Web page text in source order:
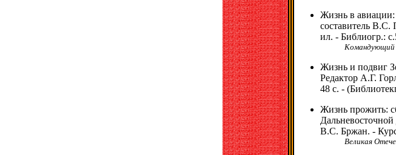
Жизнь в
составитель В.С.
ил. - Библиогр.:
Командующий
Жизнь и подвиг
Редактор А.Г.
48 с. -
Жизнь прожить:
В.С. Бржан. -
Великая